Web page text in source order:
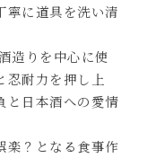
寧に道具を洗い清
造りを中心に使
忍耐力を押し上
と日本酒への愛情
楽？となる食事作